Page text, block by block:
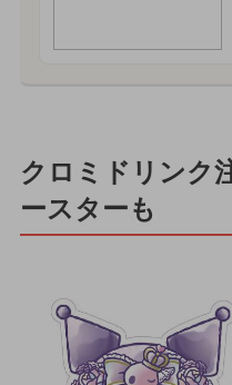
クロミドリンク
ースターも